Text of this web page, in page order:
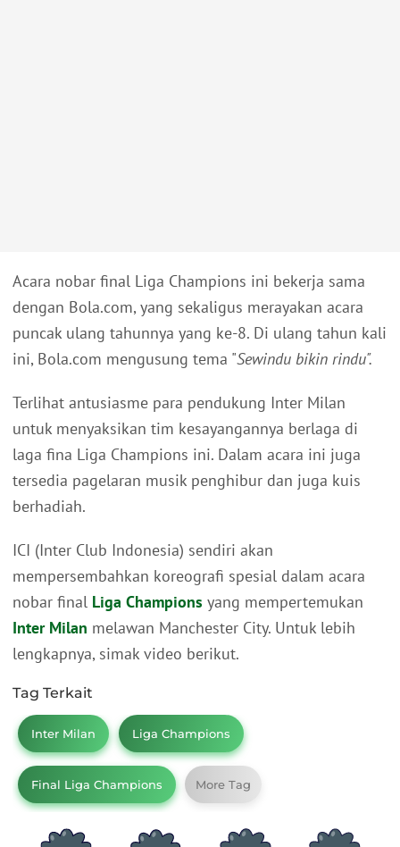
Acara nobar final Liga Champions ini bekerja sama
dengan Bola.com, yang sekaligus merayakan acara
puncak ulang tahunnya yang ke-8. Di ulang tahun kali
ini, Bola.com mengusung tema "Sewindu bikin rindu".
Terlihat antusiasme para pendukung Inter Milan
untuk menyaksikan tim kesayangannya berlaga di
laga fina Liga Champions ini. Dalam acara ini juga
tersedia pagelaran musik penghibur dan juga kuis
berhadiah.
ICI (Inter Club Indonesia) sendiri akan
mempersembahkan koreografi spesial dalam acara
nobar final Liga Champions yang mempertemukan
Inter Milan melawan Manchester City. Untuk lebih
lengkapnya, simak video berikut.
Tag Terkait
Inter Milan Liga Champions
Final Liga Champions More Tag